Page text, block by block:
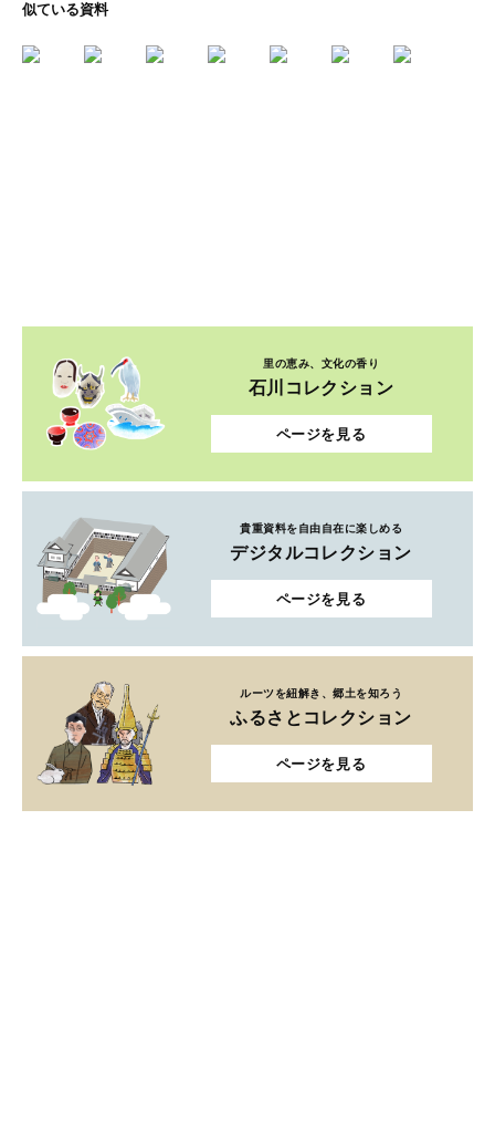
似ている資料
里の恵み、文化の香り
石川コレクション
ページを見る
貴重資料を自由自在に楽しめる
デジタルコレクション
ページを見る
ルーツを紐解き、郷土を知ろう
ふるさとコレクション
ページを見る